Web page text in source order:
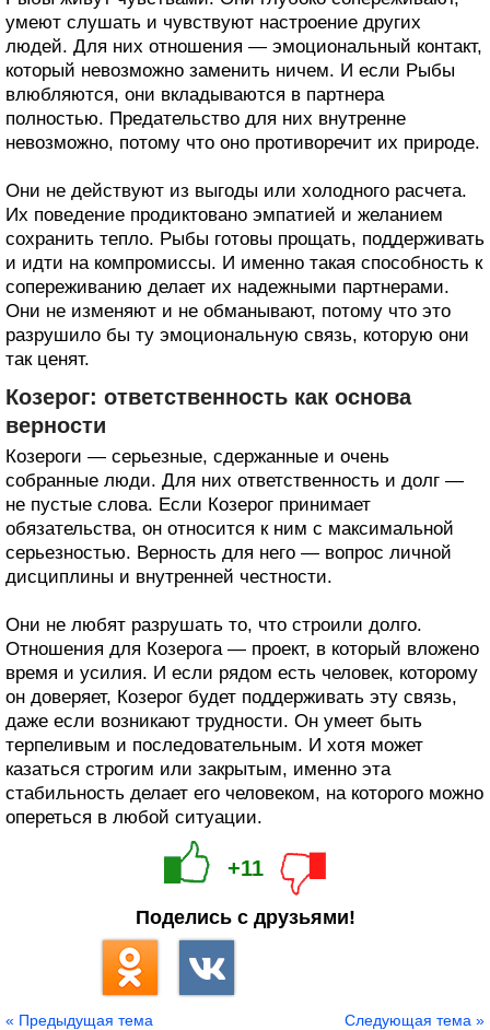
умеют слушать и чувствуют настроение других
людей. Для них отношения — эмоциональный контакт,
который невозможно заменить ничем. И если Рыбы
влюбляются, они вкладываются в партнера
полностью. Предательство для них внутренне
невозможно, потому что оно противоречит их природе.
Они не действуют из выгоды или холодного расчета.
Их поведение продиктовано эмпатией и желанием
сохранить тепло. Рыбы готовы прощать, поддерживать
и идти на компромиссы. И именно такая способность к
сопереживанию делает их надежными партнерами.
Они не изменяют и не обманывают, потому что это
разрушило бы ту эмоциональную связь, которую они
так ценят.
Козерог: ответственность как основа
верности
Козероги — серьезные, сдержанные и очень
собранные люди. Для них ответственность и долг —
не пустые слова. Если Козерог принимает
обязательства, он относится к ним с максимальной
серьезностью. Верность для него — вопрос личной
дисциплины и внутренней честности.
Они не любят разрушать то, что строили долго.
Отношения для Козерога — проект, в который вложено
время и усилия. И если рядом есть человек, которому
он доверяет, Козерог будет поддерживать эту связь,
даже если возникают трудности. Он умеет быть
терпеливым и последовательным. И хотя может
казаться строгим или закрытым, именно эта
стабильность делает его человеком, на которого можно
опереться в любой ситуации.
+11
Поделись с друзьями!
« Предыдущая тема Следующая тема »